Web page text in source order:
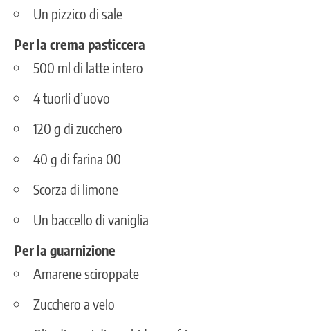
Un pizzico di sale
Per la crema pasticcera
500 ml di latte intero
4 tuorli d’uovo
120 g di zucchero
40 g di farina 00
Scorza di limone
Un baccello di vaniglia
Per la guarnizione
Amarene sciroppate
Zucchero a velo